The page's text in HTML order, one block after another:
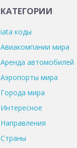
КАТЕГОРИИ
iata коды
Авиакомпании мира
Аренда автомобилей
Аэропорты мира
Города мира
Интересное
Направления
Страны